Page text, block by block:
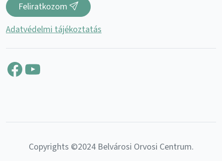
Feliratkozom
Adatvédelmi tájékoztatás
Facebook
YouTube
Copyrights ©2024 Belvárosi Orvosi Centrum.